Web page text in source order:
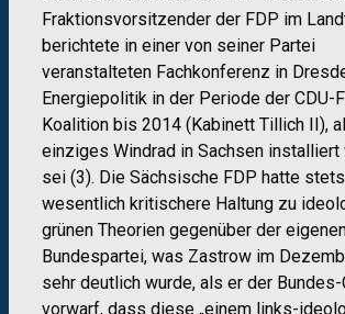
Fraktionsvorsitzender der FDP im
berichtete in einer von seiner Partei
veranstalteten Fachkonferenz in
Energiepolitik in der Periode der CDU-
Koalition bis 2014 (Kabinett Tillich II),
einziges Windrad in Sachsen installiert
sei (3). Die Sächsische FDP hatte
wesentlich kritischere Haltung zu
grünen Theorien gegenüber der
Bundespartei, was Zastrow im
sehr deutlich wurde, als er der Bundes-
vorwarf, dass diese „einem links-